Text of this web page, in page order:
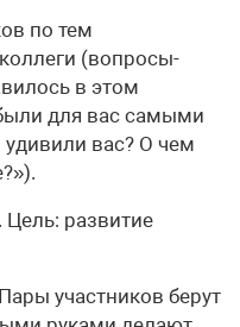
по тем
(вопросы-
в этом
для вас самыми
вас? О чем
развитие
участников берут